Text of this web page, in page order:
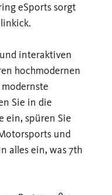
eSports sorgt
interaktiven
hochmodernen
Sie in die
ein, spüren Sie
und
alles ein, was 7th